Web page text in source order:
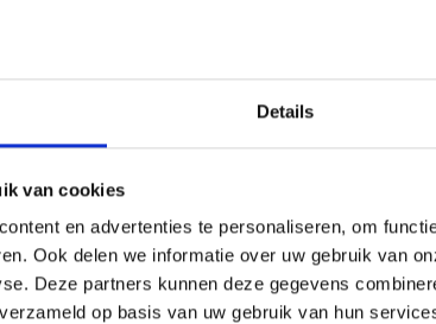
Details
van cookies
en advertenties te personaliseren, om
Ook delen we informatie over uw gebruik van
Deze partners kunnen deze gegevens
op basis van uw gebruik van hun
Voor de installatie van een
• NEN 3215 Binnenriolering - Eisen en
Het systeem kan worden getest door
collector volgens de norm EN 12975.